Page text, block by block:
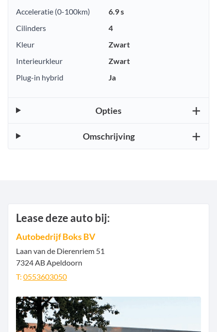
Acceleratie (0-100km)
6.9 s
Cilinders
4
Kleur
Zwart
Interieurkleur
Zwart
Plug-in hybrid
Ja
Opties
Omschrijving
Lease deze auto bij:
Autobedrijf Boks BV
Laan van de Dierenriem 51
7324 AB Apeldoorn
T: 0553603050